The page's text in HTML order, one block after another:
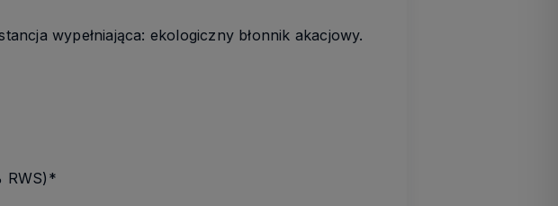
wypełniająca: ekologiczny błonnik akacjowy.
RWS)*